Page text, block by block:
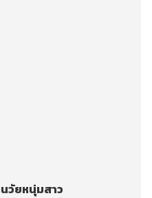
วัยหนุ่มสาว